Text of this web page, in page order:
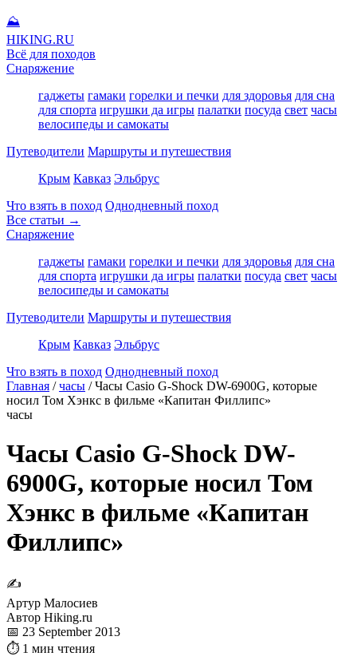
⛰
HIKING.RU
Всё для походов
Снаряжение
гаджеты гамаки горелки и печки для здоровья для сна
для спорта игрушки да игры палатки посуда свет часы
велосипеды и самокаты
Путеводители Маршруты и путешествия
Крым Кавказ Эльбрус
Что взять в поход Однодневный поход
Все статьи →
Снаряжение
гаджеты гамаки горелки и печки для здоровья для сна
для спорта игрушки да игры палатки посуда свет часы
велосипеды и самокаты
Путеводители Маршруты и путешествия
Крым Кавказ Эльбрус
Что взять в поход Однодневный поход
Главная / часы / Часы Casio G-Shock DW-6900G, которые
носил Том Хэнкс в фильме «Капитан Филлипс»
часы
Часы Casio G-Shock DW-
6900G, которые носил Том
Хэнкс в фильме «Капитан
Филлипс»
✍
Артур Малосиев
Автор Hiking.ru
📅 23 September 2013
⏱ 1 мин чтения